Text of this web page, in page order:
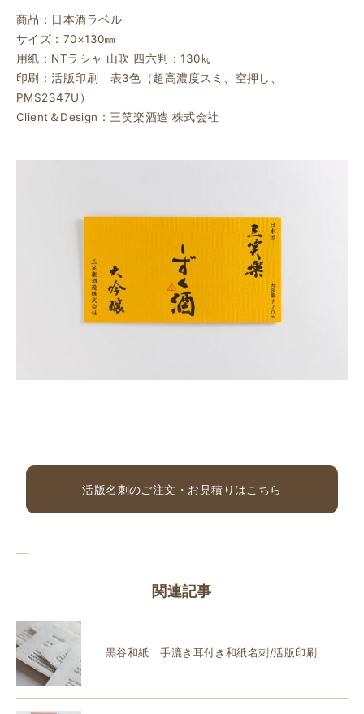
商品：日本酒ラベル
サイズ：70×130㎜
用紙：NTラシャ 山吹 四六判：130㎏
印刷：活版印刷 表3色（超高濃度スミ、空押し、
PMS2347U）
Client＆Design：三笑楽酒造 株式会社
活版名刺のご注文・お見積りはこちら
関連記事
黒谷和紙 手漉き耳付き和紙名刺/活版印刷